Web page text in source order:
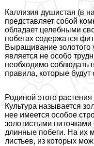
Каллизия душистая (в
представляет собой
обладает целебными
побегах содержатся
Выращивание золотого
является не особо
необходимо соблюдать
правила, которые
Родиной этого
Культура называется
нее имеется особое
золотистыми
длинные побеги. На их
листьев, из которых